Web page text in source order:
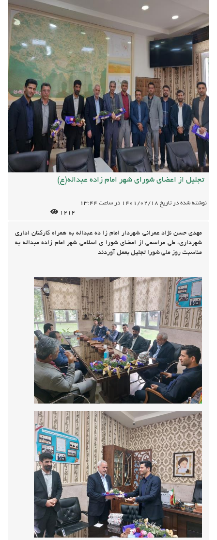
تجلیل از اعضای شورای شهر امام زاده عبداله(ع)
نوشته شده در تاریخ 1401/02/18 در ساعت 13:44
1212
مهدی حسن نژاد عمرانی شهردار امام زا ده عبداله به همراه کارکنان اداری
شهرداری، طی مراسمی از اعضای شورا ی اسلامی شهر امام زاده عبداله به
مناسبت روز ملی شورا تجلیل بعمل آوردند